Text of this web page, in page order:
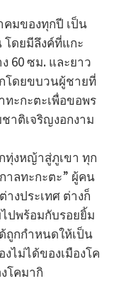
มของทุกปี เป็น
ดยมีลึงค์ที่แกะ
60 ซม. และยาว
โดยขบวนผู้ชายที่
ะกะตะเพื่อขอพร
าติเจริญงอกงาม
ทุ่งหญ้าสู่ภูเขา ทุก
าลทะกะตะ” ผู้คน
งประเทศ ต่างก็
ปพร้อมกับรอยยิ้ม
ถูกกำหนดให้เป็น
ม่ได้ของเมืองโค
โคมากิ